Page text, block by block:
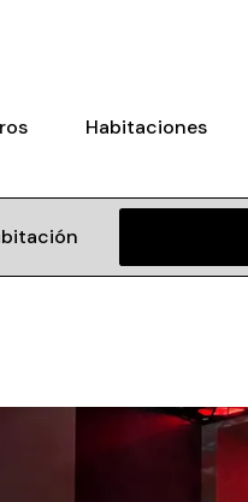
Habitaciones